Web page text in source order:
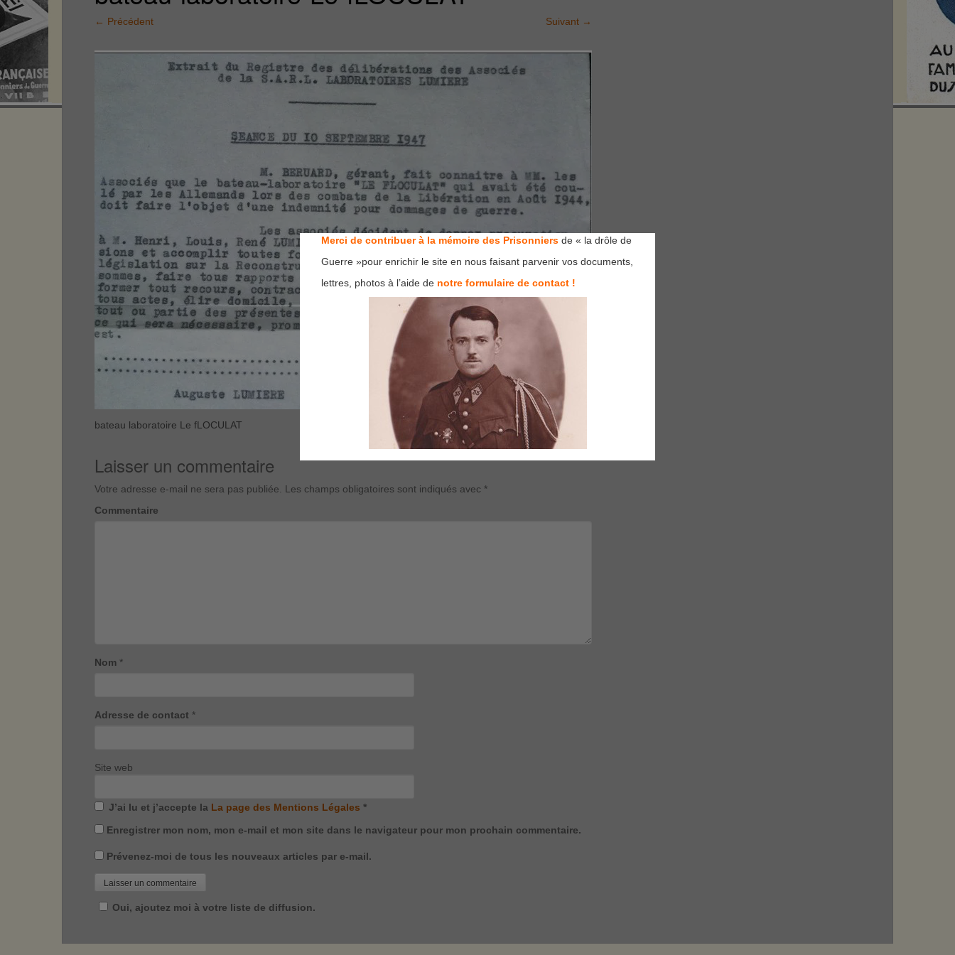
← Précédent Suivant →
bateau laboratoire Le fLOCULAT
Laisser un commentaire
Votre adresse e-mail ne sera pas publiée. Les champs obligatoires sont indiqués avec *
Commentaire
Nom *
Adresse de contact *
Site web
J’ai lu et j’accepte la La page des Mentions Légales *
Enregistrer mon nom, mon e-mail et mon site dans le navigateur pour mon prochain commentaire.
Prévenez-moi de tous les nouveaux articles par e-mail.
Oui, ajoutez moi à votre liste de diffusion.
Merci de contribuer à la mémoire des Prisonniers de « la drôle de
Guerre »pour enrichir le site en nous faisant parvenir vos documents,
lettres, photos à l’aide de notre formulaire de contact !